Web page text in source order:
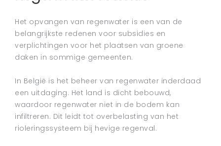
Het opvangen van regenwater is een van de
belangrijkste redenen voor subsidies en
verplichtingen voor het plaatsen van groene
daken in sommige gemeenten.
In België is het beheer van regenwater inderdaad
een uitdaging. Het land is dicht bebouwd,
waardoor regenwater niet in de bodem kan
infiltreren. Dit leidt tot overbelasting van het
rioleringssysteem bij hevige regenval.